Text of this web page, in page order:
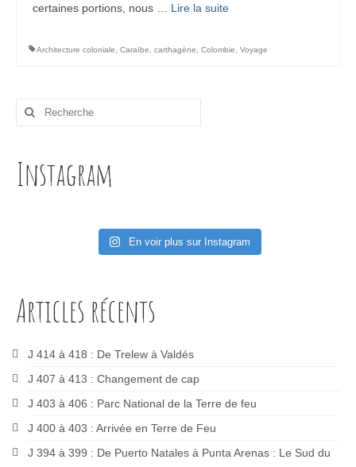
certaines portions, nous … Lire la suite­­
Architecture coloniale Caraïbe carthagène Colombie Voyage
Rechercher
Instagram
En voir plus sur Instagram
Articles récents
J 414 à 418 : De Trelew à Valdés
J 407 à 413 : Changement de cap
J 403 à 406 : Parc National de la Terre de feu
J 400 à 403 : Arrivée en Terre de Feu
J 394 à 399 : De Puerto Natales à Punta Arenas : Le Sud du